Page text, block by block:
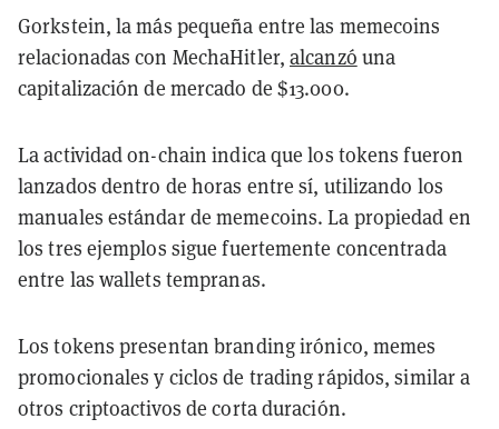
Gorkstein, la más pequeña entre las memecoins
relacionadas con MechaHitler,alcanzó una
capitalización de mercado de $13.000.
La actividad on-chain indica que los tokens fueron
lanzados dentro de horas entre sí, utilizando los
manuales estándar de memecoins. La propiedad en
los tres ejemplos sigue fuertemente concentrada
entre las wallets tempranas.
Los tokens presentan branding irónico, memes
promocionales y ciclos de trading rápidos, similar a
otros criptoactivos de corta duración.